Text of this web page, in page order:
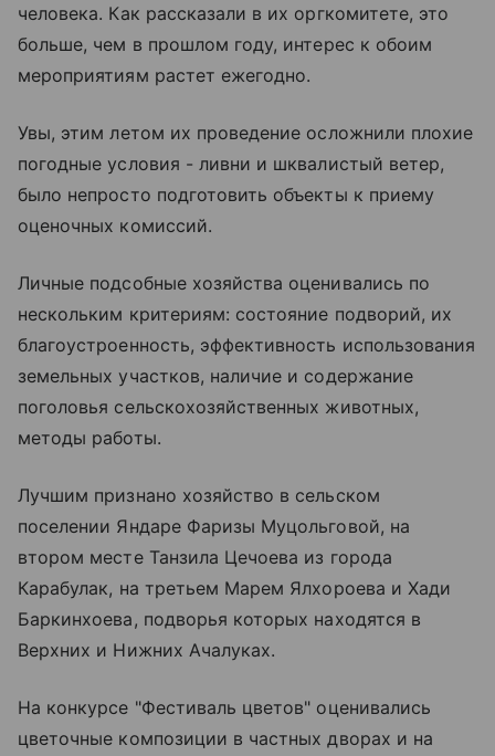
человека. Как рассказали в их оргкомитете, это
больше, чем в прошлом году, интерес к обоим
мероприятиям растет ежегодно.
Увы, этим летом их проведение осложнили плохие
погодные условия - ливни и шквалистый ветер,
было непросто подготовить объекты к приему
оценочных комиссий.
Личные подсобные хозяйства оценивались по
нескольким критериям: состояние подворий, их
благоустроенность, эффективность использования
земельных участков, наличие и содержание
поголовья сельскохозяйственных животных,
методы работы.
Лучшим признано хозяйство в сельском
поселении Яндаре Фаризы Муцольговой, на
втором месте Танзила Цечоева из города
Карабулак, на третьем Марем Ялхороева и Хади
Баркинхоева, подворья которых находятся в
Верхних и Нижних Ачалуках.
На конкурсе "Фестиваль цветов" оценивались
цветочные композиции в частных дворах и на